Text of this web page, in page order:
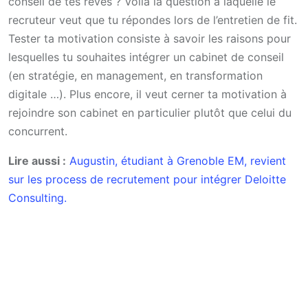
recruteur veut que tu répondes lors de l’entretien de fit.
Tester ta motivation consiste à savoir les raisons pour
lesquelles tu souhaites intégrer un cabinet de conseil
(en stratégie, en management, en transformation
digitale …). Plus encore, il veut cerner ta motivation à
rejoindre son cabinet en particulier plutôt que celui du
concurrent.
Lire aussi : Augustin, étudiant à Grenoble EM, revient
sur les process de recrutement pour intégrer Deloitte
Consulting.